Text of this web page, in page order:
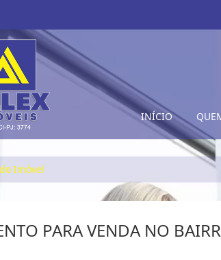
INÍCIO
Imóvel
PARA VENDA NO